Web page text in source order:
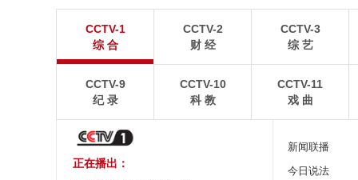
8月7日，贵州省毕节市大方县奢香古镇梯田音乐会在
宛如“大地指纹”般的环形梯田上演。
青海海西蒙古族藏族
CCTV-1
综 合
CCTV-2
财 经
CCTV-3
综 艺
CCTV-9
纪 录
CCTV-10
科 教
CCTV-11
戏 曲
正在播出：
新闻联播
今日说法